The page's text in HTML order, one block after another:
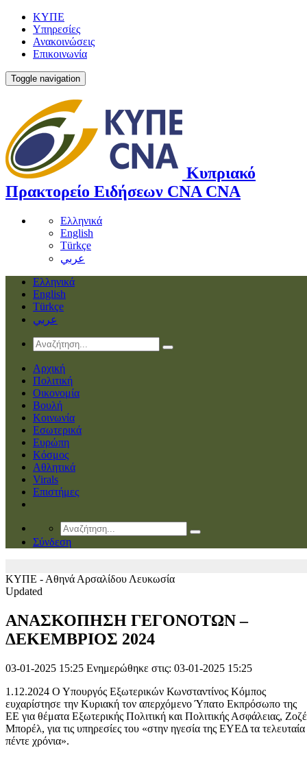
ΚΥΠΕ
Υπηρεσίες
Ανακοινώσεις
Επικοινωνία
Toggle navigation
Κυπριακό
Πρακτορείο Ειδήσεων CNA CNA
Ελληνικά
English
Türkçe
عربي
Ελληνικά
English
Türkçe
عربي
Αρχική
Πολιτική
Οικονομία
Βουλή
Κοινωνία
Εσωτερικά
Ευρώπη
Κόσμος
Αθλητικά
Virals
Επιστήμες
Σύνδεση
ΚΥΠΕ - Αθηνά Αρσαλίδου Λευκωσία
Updated
ΑΝΑΣΚΟΠΗΣΗ ΓΕΓΟΝΟΤΩΝ –
ΔΕΚΕΜΒΡIOΣ 2024
03-01-2025 15:25 Ενημερώθηκε στις: 03-01-2025 15:25
1.12.2024 Ο Υπουργός Εξωτερικών Κωνσταντίνος Κόμπος
ευχαρίστησε την Κυριακή τον απερχόμενο Ύπατο Εκπρόσωπο της
ΕΕ για θέματα Εξωτερικής Πολιτική και Πολιτικής Ασφάλειας,
Μπορέλ, για τις υπηρεσίες του «στην ηγεσία της ΕΥΕΔ τα τελευταία
πέντε χρόνια».